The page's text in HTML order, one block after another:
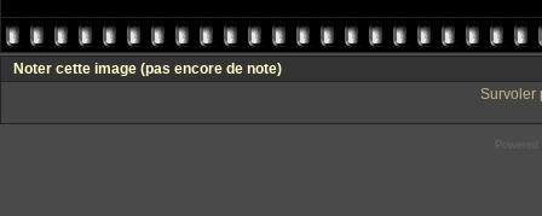
Noter cette image (pas encore de note)
Survoler